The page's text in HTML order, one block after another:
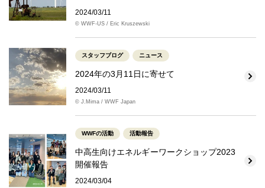
2024/03/11
© WWF-US / Eric Kruszewski
スタッフブログ ニュース
2024年の3月11日に寄せて
2024/03/11
© J.Mima / WWF Japan
WWFの活動 活動報告
中高生向けエネルギーワークショップ2023
開催報告
2024/03/04